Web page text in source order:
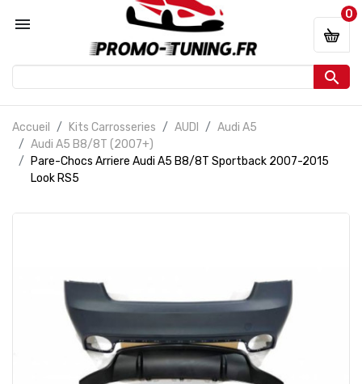


0
Accueil Kits Carrosseries AUDI
Audi A5
Audi A5 B8/8T (2007+)
Pare-Chocs Arriere Audi A5 B8/8T Sportback 2007-2015
Look RS5